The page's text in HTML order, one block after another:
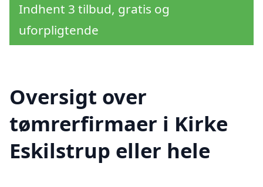
Indhent 3 tilbud, gratis og
uforpligtende
Oversigt over
tømrerfirmaer i Kirke
Eskilstrup eller hele